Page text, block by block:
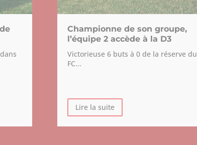
Championne de son groupe,
l’équipe 2 accède à la D3
Victorieuse 6 buts à 0 de la réserve du
FC...
Lire la suite